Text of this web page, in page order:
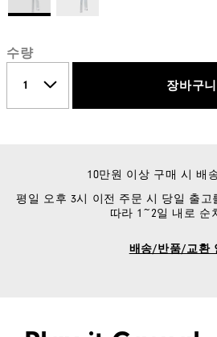
수량
장바구
10만원 이상 구매 시 배
평일 오후 3시 이전 주문 시 당일 출고
따라 1~2일 내로 순
배송/반품/교환